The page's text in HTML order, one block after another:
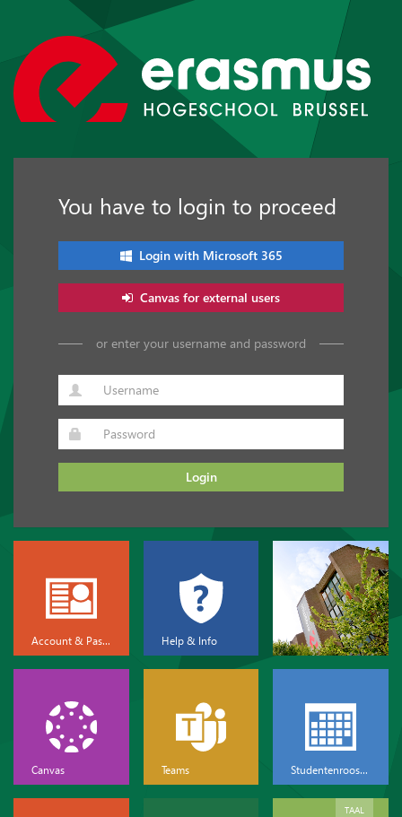
You have to login to proceed
Login with Microsoft 365
Canvas for external users
or enter your username and password
Login
Account & Password Help & Info
Canvas Teams Studentenrooster
TAAL